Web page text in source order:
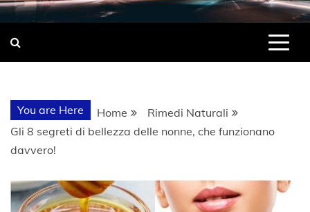
LO SAPEVI
CHE?
SITO WEB DEL GRUPPO LIFELIVE
You are Here Home
Rimedi Naturali
Gli 8 segreti di bellezza delle nonne, che funzionano
davvero!